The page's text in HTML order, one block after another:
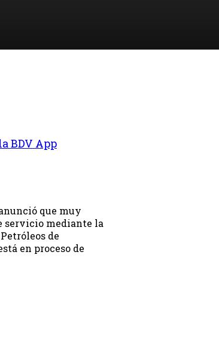
BDV App
que muy
servicio mediante la
de
en proceso de